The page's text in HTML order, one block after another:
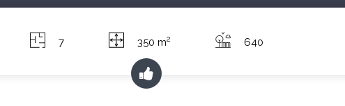
7 350 m2 640